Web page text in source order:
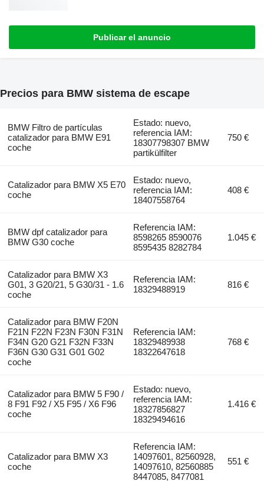
Publicar el anuncio
Precios para BMW sistema de escape
BMW Filtro de partículas
catalizador para BMW E91
coche
Estado: nuevo,
referencia IAM:
18307798307 BMW
partikülfilter
750 €
Catalizador para BMW X5 E70
coche
Estado: nuevo,
referencia IAM:
18407558764
408 €
BMW dpf catalizador para
BMW G30 coche
Referencia IAM:
8598265 8590076
8595435 8282784
1.045 €
Catalizador para BMW X3
G01, 3 G20/21, 5 G30/31 - 1.6
coche
Referencia IAM:
18329488919
816 €
Catalizador para BMW F20N
F21N F22N F23N F30N F31N
F34N G20 G21 F32N F33N
F36N G30 G31 G01 G02
coche
Referencia IAM:
18329489938
18322647618
768 €
Catalizador para BMW 5 F90 /
8 F91 F92 / X5 F95 / X6 F96
coche
Estado: nuevo,
referencia IAM:
18327856827
18329494616
1.416 €
Catalizador para BMW X3
coche
Referencia IAM:
14097601, 82560928,
14097610, 82560885
8447085, 8477081
551 €